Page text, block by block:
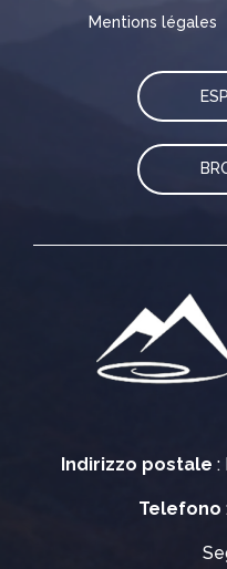
Indirizzo postale :
Telefono
Mentions légales